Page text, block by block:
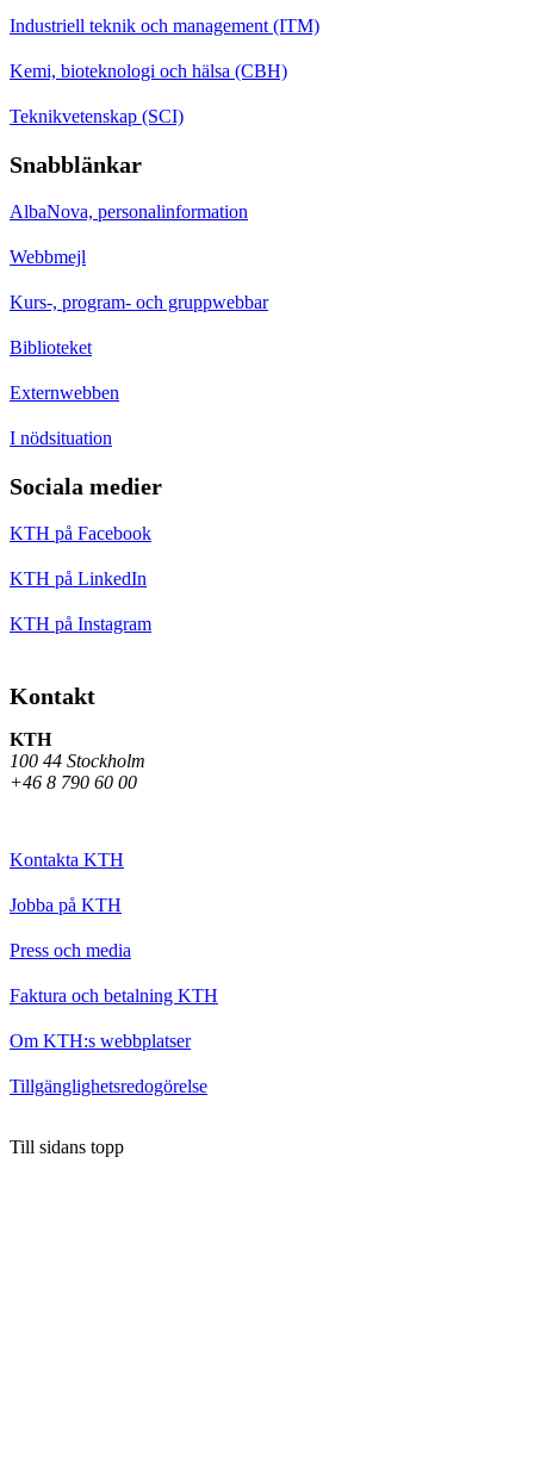
Industriell teknik och management (ITM)
Kemi, bioteknologi och hälsa (CBH)
Teknikvetenskap (SCI)
Snabblänkar
AlbaNova, personalinformation
Webbmejl
Kurs-, program- och gruppwebbar
Biblioteket
Externwebben
I nödsituation
Sociala medier
KTH på Facebook
KTH på LinkedIn
KTH på Instagram
Kontakt
KTH
100 44 Stockholm
+46 8 790 60 00
Kontakta KTH
Jobba på KTH
Press och media
Faktura och betalning KTH
Om KTH:s webbplatser
Tillgänglighetsredogörelse
Till sidans topp